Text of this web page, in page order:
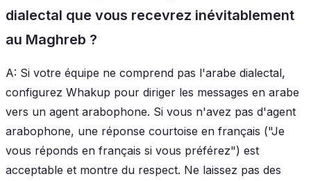
dialectal que vous recevrez inévitablement
au Maghreb ?
A: Si votre équipe ne comprend pas l'arabe dialectal,
configurez Whakup pour diriger les messages en arabe
vers un agent arabophone. Si vous n'avez pas d'agent
arabophone, une réponse courtoise en français ("Je
vous réponds en français si vous préférez") est
acceptable et montre du respect. Ne laissez pas des